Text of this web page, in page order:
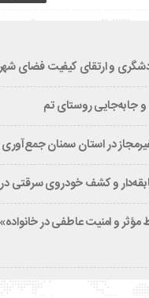
و ارتقای کیفیت فضای
جابه‌جایی روستای تم
مؤثر و امنیت عاطفی در